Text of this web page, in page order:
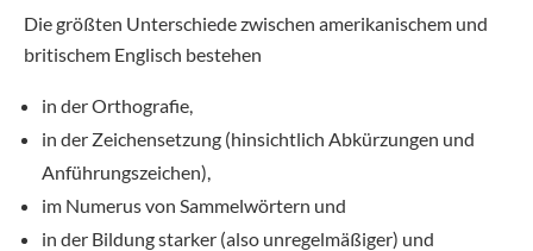
Die größten Unterschiede zwischen amerikanischem und
britischem Englisch bestehen
in der Orthografie,
in der Zeichensetzung (hinsichtlich Abkürzungen und
Anführungszeichen),
im Numerus von Sammelwörtern und
in der Bildung starker (also unregelmäßiger) und